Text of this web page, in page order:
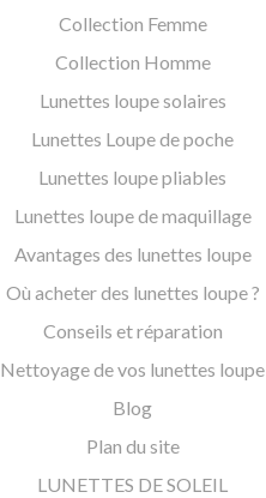
Collection Femme
Collection Homme
Lunettes loupe solaires
Lunettes Loupe de poche
Lunettes loupe pliables
Lunettes loupe de maquillage
Avantages des lunettes loupe
Où acheter des lunettes loupe ?
Conseils et réparation
Nettoyage de vos lunettes loupe
Blog
Plan du site
LUNETTES DE SOLEIL